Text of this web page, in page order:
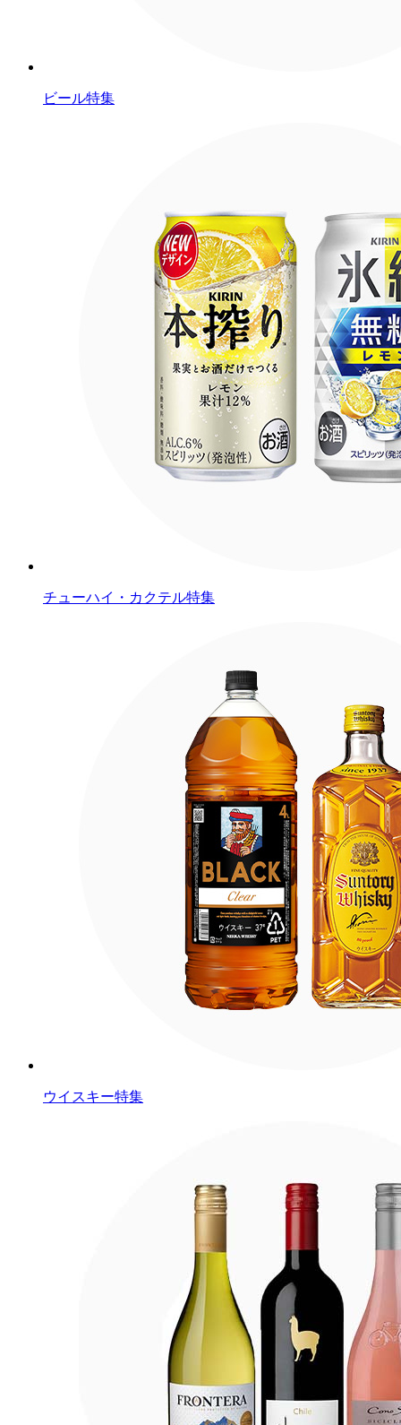
ビール特集
チューハイ・カクテル特集
ウイスキー特集